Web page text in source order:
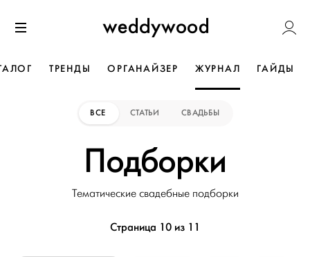
к содержанию
Weddywood
ТРЕНДЫ ОРГАНАЙЗЕР ЖУРНАЛ ГАЙДЫ
ВСЕ СТАТЬИ СВАДЬБЫ
Подборки
Тематические свадебные подборки
Страница 10 из 11